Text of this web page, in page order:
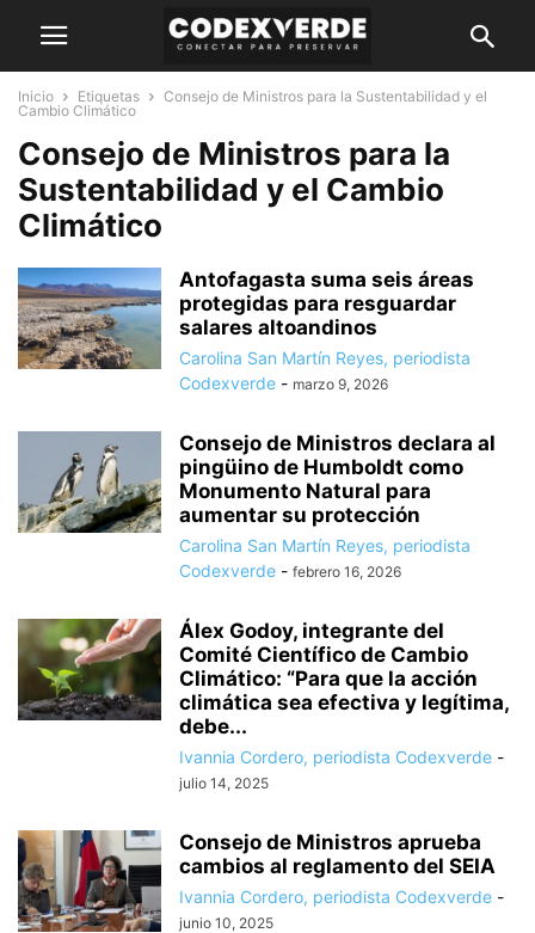
Inicio Etiquetas
Consejo de Ministros para la Sustentabilidad y el
Cambio Climático
Consejo de Ministros para la
Sustentabilidad y el Cambio
Climático
Antofagasta suma seis áreas
protegidas para resguardar
salares altoandinos
Carolina San Martín Reyes, periodista
Codexverde - marzo 9, 2026
Consejo de Ministros declara al
pingüino de Humboldt como
Monumento Natural para
aumentar su protección
Carolina San Martín Reyes, periodista
Codexverde - febrero 16, 2026
Álex Godoy, integrante del
Comité Científico de Cambio
Climático: “Para que la acción
climática sea efectiva y legítima,
debe...
Ivannia Cordero, periodista Codexverde -
julio 14, 2025
Consejo de Ministros aprueba
cambios al reglamento del SEIA
Ivannia Cordero, periodista Codexverde -
junio 10, 2025